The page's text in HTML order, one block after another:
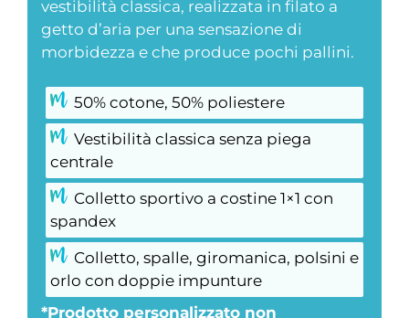
vestibilità classica, realizzata in filato a
getto d’aria per una sensazione di
morbidezza e che produce pochi pallini.
50% cotone, 50% poliestere
Vestibilità classica senza piega
centrale
Colletto sportivo a costine 1×1 con
spandex
Colletto, spalle, giromanica, polsini e
orlo con doppie impunture
*Prodotto personalizzato non